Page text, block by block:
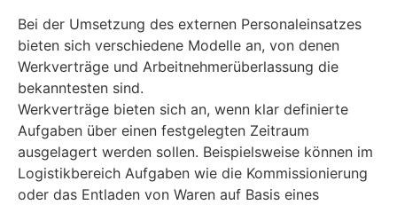
Bei der Umsetzung des externen Personaleinsatzes
bieten sich verschiedene Modelle an, von denen
Werkverträge und Arbeitnehmerüberlassung die
bekanntesten sind.
Werkverträge bieten sich an, wenn klar definierte
Aufgaben über einen festgelegten Zeitraum
ausgelagert werden sollen. Beispielsweise können im
Logistikbereich Aufgaben wie die Kommissionierung
oder das Entladen von Waren auf Basis eines